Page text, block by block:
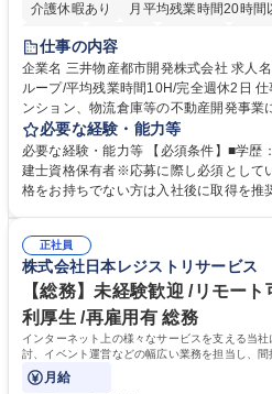
介護休暇あり
月平均残業時間20時間
在宅OK
賞与あり
駅近5分以内
土日祝休み 寮・社宅
仕事の内容
企業名 三井物産都市開発株式会社 求人名 【営業事務】業務職/三井物産グ
ループ/平均残業時間10H/完全週休2日 仕事の内容 オフィスビル、賃貸マ
ンション、物流倉庫等の不動産開発事業
貸運営、売却、仲介・活用提案等を行う
いただきます。 【詳細】・契約書管理、契約書製本、捺印対応、ファイリ
ング、登記簿取得、調書取得・支払業務
求・支払データ登録、取引先マスター申
の他に担当頂く業務が発生する場合があります。 募集職種
業務職/三井物産グループ/平均残業時間
必要な経験・能力等
必要な経験・能力等 【必須条件】■学歴
建士資格保有者※応募に際し必須として
格をお持ちでない方は入社後に取得を推
ション力がある方。 ・チャレンジを厭わ
方。多様な関係者と謙虚に信頼関係を構
ール管理が出来る方。※将来的に他部署
へのジョブローテーションの可能性があります。 学歴・資格
院 大学 語学力： 資格：宅地建物取引士
正社員
株式会社日本レジストリサービス
【総務】未経験歓迎 /リモー
利厚生 /再雇用有 総務
インターネット上の様々なサービスを支える当
討、イベント運営などの幅広い業務を担当し、
ている部署です。
月給